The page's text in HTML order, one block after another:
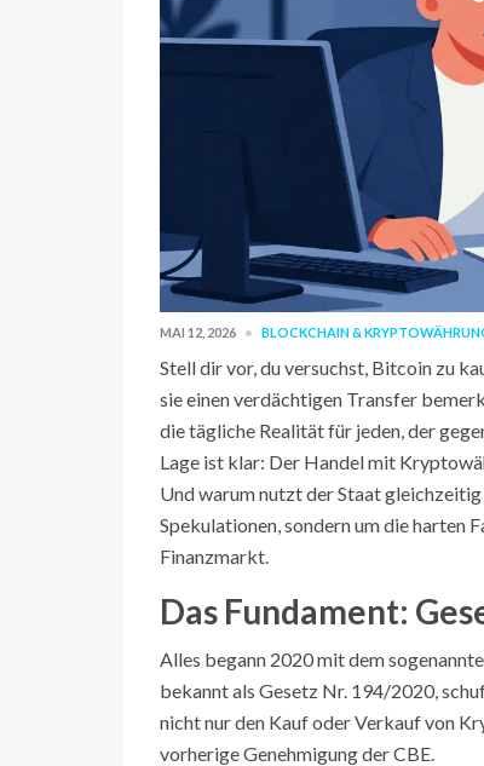
MAI 12, 2026 BLOCKCHAIN &
Stell dir vor, du versuchst, Bitcoin zu
sie einen verdächtigen Transfer
die tägliche Realität für jeden, der
Lage ist klar: Der Handel mit
Und warum nutzt der Staat
Spekulationen, sondern um die harten
Finanzmarkt.
Das Fundament:
Alles begann 2020 mit dem
bekannt als Gesetz Nr. 194/2020,
nicht nur den Kauf oder Verkauf von
vorherige Genehmigung der CBE.